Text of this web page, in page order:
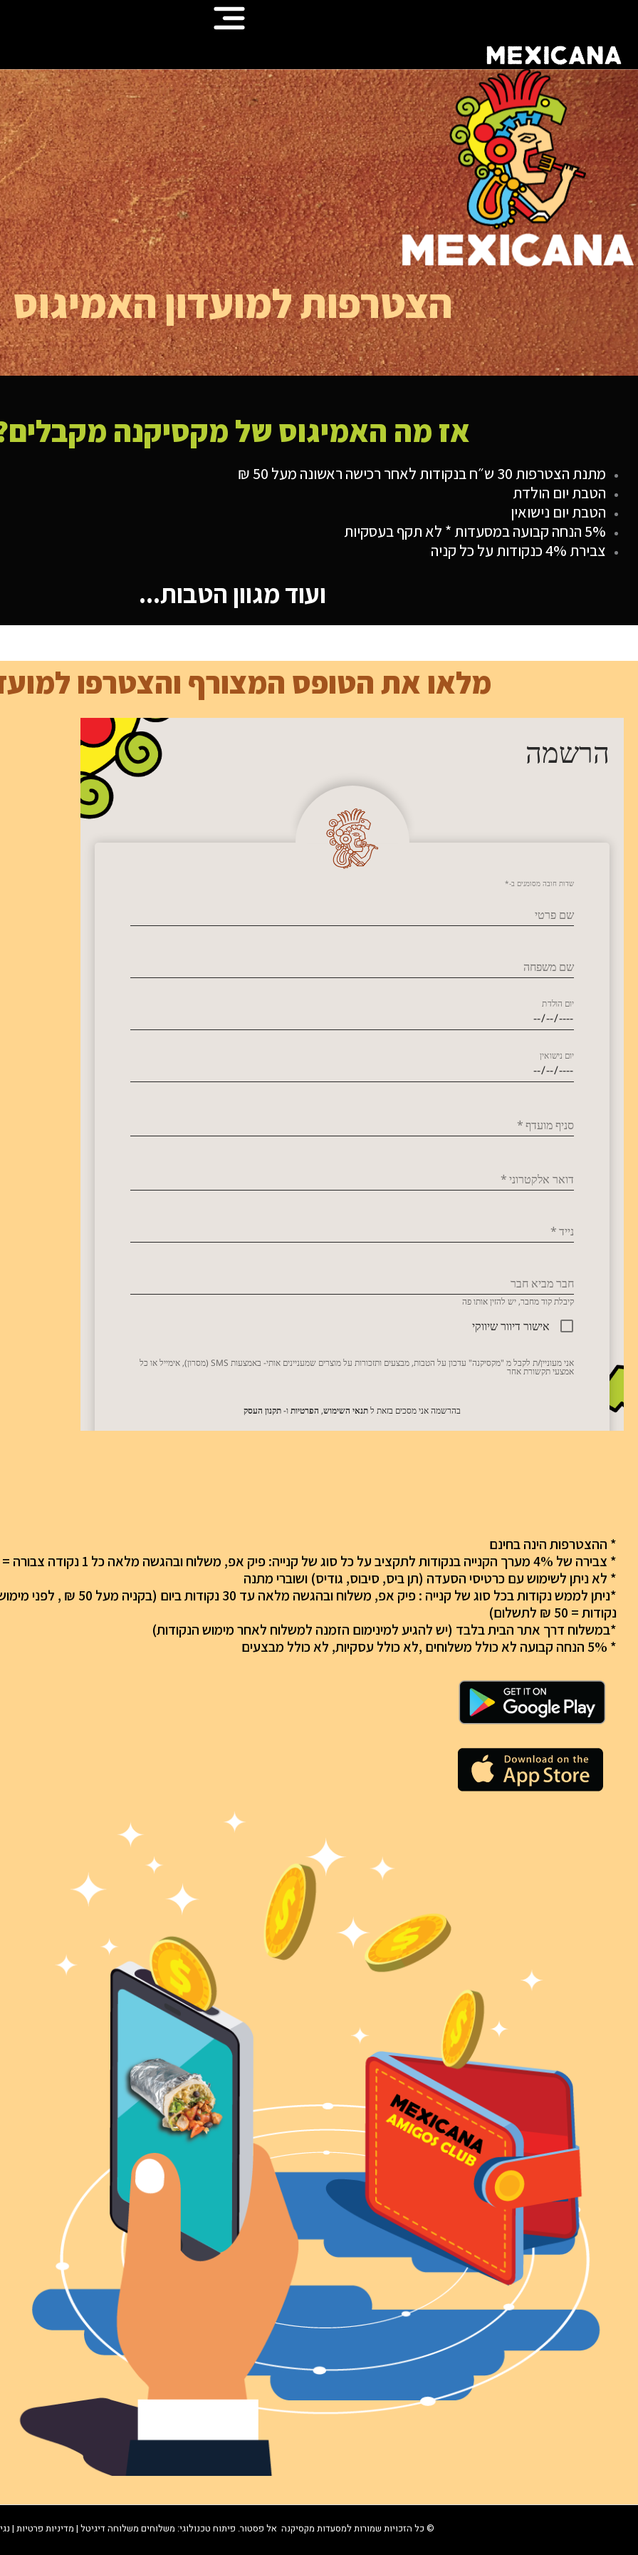
הצטרפות למועדון האמיגוס
אז מה האמיגוס של מקסיקנה
מתנת הצטרפות 30 ש״ח בנקודות לאחר רכישה ראשונה מעל 50 ₪
הטבת יום הולדת
הטבת יום נישואין
5% הנחה קבועה במסעדות * לא תקף בעסקיות
צבירת 4% כנקודות על כל קניה
ועוד מגוון הטבות...
מלאו את הטופס המצורף והצטרפו
* ההצטרפות הינה בחינם
* צבירה של 4% מערך הקנייה בנקודות לתקציב על כל סוג של קנייה: פיק אפ, משלוח ובהגשה מלאה כל 1 נקודה צבורה = 1 ₪
* לא ניתן לשימוש עם כרטיסי הסעדה (תן ביס, סיבוס, גודיס) ושוברי מתנה
נקודות = 50 ₪ לתשלום)
*במשלוח דרך אתר הבית בלבד (יש להגיע למינימום הזמנה למשלוח לאחר מימוש הנקודות)
* 5% הנחה קבועה לא כולל משלוחים ,לא כולל עסקיות, לא כולל מבצעים
© כל הזכויות שמורות למסעדות מקסיקנה אל פסטור. פיתוח טכנולוגי: משלוחים משלוחה דיגיטל | מדיניות פרטיות |